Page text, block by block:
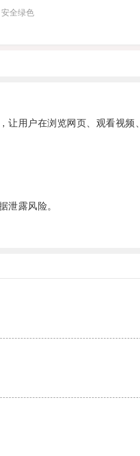
全绿色
用户在浏览网页、观看视频
露风险。